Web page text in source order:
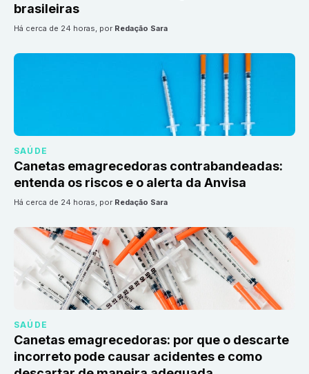
brasileiras
há cerca de 24 horas, por Redação Sara
SAÚDE
Canetas emagrecedoras contrabandeadas:
entenda os riscos e o alerta da Anvisa
há cerca de 24 horas, por Redação Sara
SAÚDE
Canetas emagrecedoras: por que o descarte
incorreto pode causar acidentes e como